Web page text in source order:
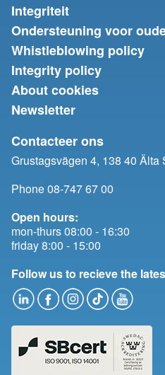
Integriteit
Ondersteuning voor
Whistleblowing policy
Integrity policy
About cookies
Newsletter
Contacteer ons
Grustagsvägen 4, 138 40 Älta
Phone 08-747 67 00
Open hours:
mon-thurs 08:00 - 16:30
friday 8:00 - 15:00
Follow us to recieve the